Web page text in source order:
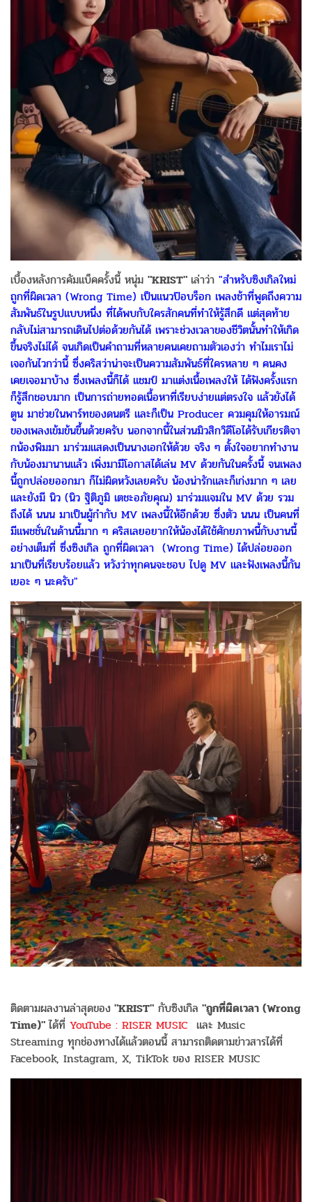
เบื้องหลังการคัมแบ็คครั้งนี้ หนุ่ม "KRIST" เล่าว่า "สำหรับซิงเกิลใหม่
ถูกที่ผิดเวลา (Wrong Time) เป็นแนวป๊อบร็อก เพลงช้าที่พูดถึงความ
สัมพันธ์ในรูปแบบหนึ่ง ที่ได้พบกับใครสักคนที่ทำให้รู้สึกดี แต่สุดท้าย
กลับไม่สามารถเดินไปต่อด้วยกันได้ เพราะช่วงเวลาของชีวิตนั้นทำให้เกิด
ขึ้นจริงไม่ได้ จนเกิดเป็นคำถามที่หลายคนเคยถามตัวเองว่า ทำไมเราไม่
เจอกันไวกว่านี้ ซึ่งคริสว่าน่าจะเป็นความสัมพันธ์ที่ใครหลาย ๆ คนคง
เคยเจอมาบ้าง ซึ่งเพลงนี้ก็ได้ แชมป์ มาแต่งเนื้อเพลงให้ ได้ฟังครั้งแรก
ก็รู้สึกชอบมาก เป็นการถ่ายทอดเนื้อหาที่เรียบง่ายแต่ตรงใจ แล้วยังได้
ตูน มาช่วยในพาร์ทของดนตรี และก็เป็น Producer ควมคุมให้อารมณ์
ของเพลงเข้มข้นขึ้นด้วยครับ นอกจากนี้ในส่วนมิวสิกวิดีโอได้รับเกียรติจา
กน้องพิมมา มาร่วมแสดงเป็นนางเอกให้ด้วย จริง ๆ ตั้งใจอยากทำงาน
กับน้องมานานแล้ว เพิ่งมามีโอกาสได้เล่น MV ด้วยกันในครั้งนี้ จนเพลง
นี้ถูกปล่อยออกมา ก็ไม่ผิดหวังเลยครับ น้องน่ารักและก็เก่งมาก ๆ เลย
และยังมี นิว (นิว ฐิติภูมิ เตชะอภัยคุณ) มาร่วมแจมใน MV ด้วย รวม
ถึงได้ นนน มาเป็นผู้กำกับ MV เพลงนี้ให้อีกด้วย ซึ่งตัว นนน เป็นคนที่
มีแพชชั่นในด้านนี้มาก ๆ คริสเลยอยากให้น้องได้ใช้ศักยภาพนี้กับงานนี้
อย่างเต็มที่ ซึ่งซิงเกิล ถูกที่ผิดเวลา (Wrong Time) ได้ปล่อยออก
มาเป็นที่เรียบร้อยแล้ว หวังว่าทุกคนจะชอบ ไปดู MV และฟังเพลงนี้กัน
เยอะ ๆ นะครับ"
ติดตามผลงานล่าสุดของ "KRIST" กับซิงเกิล "ถูกที่ผิดเวลา (Wrong
Time)"ได้ที่ YouTube : RISER MUSIC และ Music
Streaming ทุกช่องทางได้แล้วตอนนี้ สามารถติดตามข่าวสารได้ที่
Facebook, Instagram, X, TikTok ของ RISER MUSIC